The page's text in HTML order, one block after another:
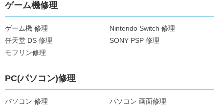
ゲーム機修理
ゲーム機 修理
Nintendo Switch 修理
任天堂 DS 修理
SONY PSP 修理
モフリン修理
PC(パソコン)修理
パソコン 修理
パソコン 画面修理